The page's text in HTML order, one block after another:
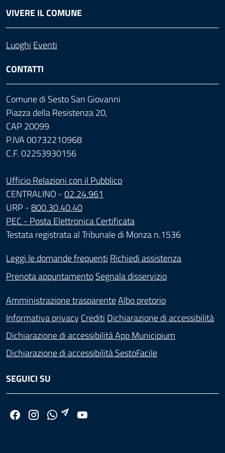
VIVERE IL COMUNE
Luoghi Eventi
CONTATTI
Comune di Sesto San Giovanni
Piazza della Resistenza 20,
CAP 20099
P.IVA 00732210968
C.F. 02253930156
Ufficio Relazioni con il Pubblico
CENTRALINO -02.24.961
URP -800.30.40.40
PEC - Posta Elettronica Certificata
Testata registrata al Tribunale di Monza n.1536
Leggi le domande frequenti Richiedi assistenza
Prenota appuntamentoSegnala disservizio
Amministrazione trasparenteAlbo pretorio
Informativa privacy Crediti Dichiarazione di accessibilità
Dichiarazione di accessibilità App Municipium
Dichiarazione di accessibilità SestoFacile
SEGUICI SU